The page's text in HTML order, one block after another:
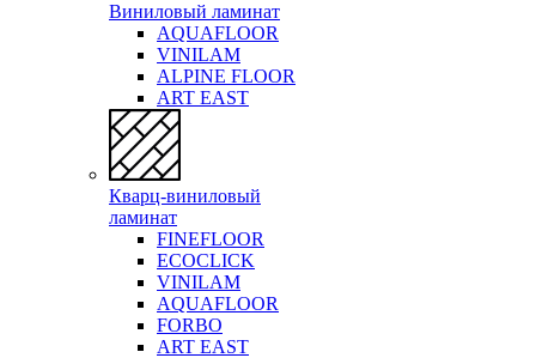
Виниловый ламинат
AQUAFLOOR
VINILAM
ALPINE FLOOR
ART EAST
Кварц-виниловый
ламинат
FINEFLOOR
ECOCLICK
VINILAM
AQUAFLOOR
FORBO
ART EAST